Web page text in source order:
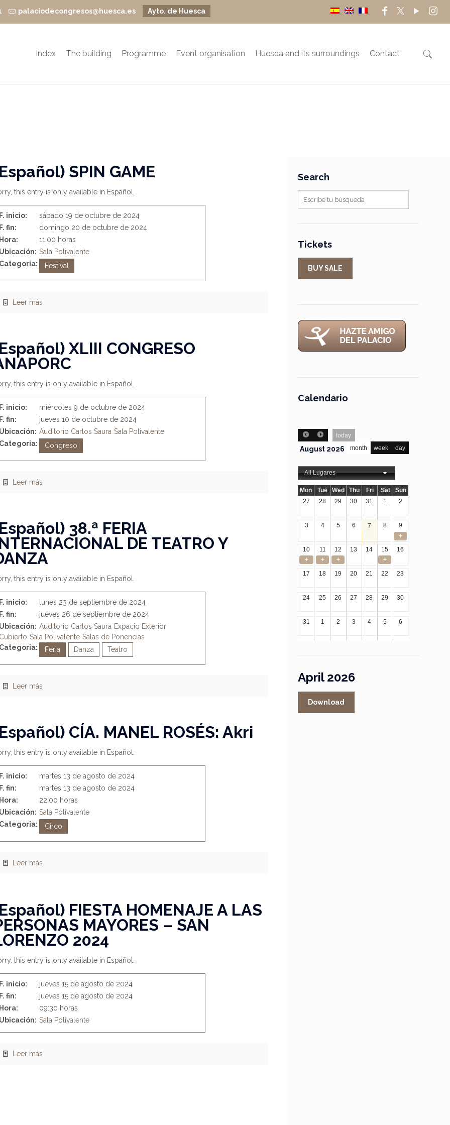
palaciodecongresos@huesca.es Ayto. de Huesca
Index The building Programme Event organisation Huesca and its surroundings Contact
SPIN GAME
this entry is only available in Español.
inicio:
sábado 19 de octubre de 2024
fin:
domingo 20 de octubre de 2024
11:00 horas
Sala Polivalente
Festival
Leer más
XLIII CONGRESO
this entry is only available in Español.
inicio:
miércoles 9 de octubre de 2024
fin:
jueves 10 de octubre de 2024
Auditorio Carlos Saura Sala Polivalente
Congreso
Leer más
38.ª FERIA
DE TEATRO Y
this entry is only available in Español.
inicio:
lunes 23 de septiembre de 2024
fin:
jueves 26 de septiembre de 2024
Auditorio Carlos Saura Expacio Exterior
Sala Polivalente Salas de Ponencias
Feria Danza Teatro
Leer más
CÍA. MANEL ROSÉS: Akri
this entry is only available in Español.
inicio:
martes 13 de agosto de 2024
fin:
martes 13 de agosto de 2024
22:00 horas
Sala Polivalente
Circo
Leer más
FIESTA HOMENAJE A LAS
MAYORES – SAN
2024
this entry is only available in Español.
inicio:
jueves 15 de agosto de 2024
fin:
jueves 15 de agosto de 2024
09:30 horas
Sala Polivalente
Leer más
Search
Tickets
BUY SALE
Calendario
today
month
week day
August 2026
All Lugares
Mon Tue Wed Thu Fri Sat
Sun
27
28 29 30 31 1 2
3 4 5 6 7 8
9
+
10
11 12 13 14 15
16
+
+ +
+
17
18 19 20 21 22 23
24 25 26 27 28 29 30
31 1 2 3 4 5 6
April 2026
Download